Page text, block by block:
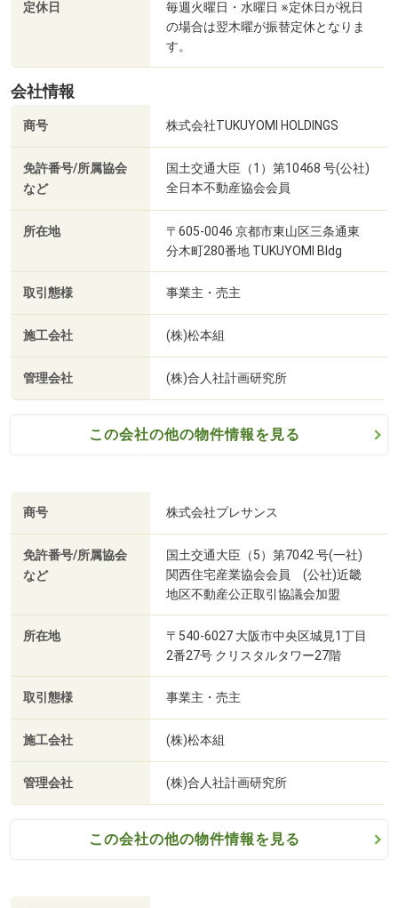
定休日
毎週火曜日・水曜日 ※定休日が祝日
の場合は翌木曜が振替定休となりま
す。
会社情報
商号 株式会社TUKUYOMI HOLDINGS
免許番号/所属協会
など
国土交通大臣（1）第10468 号(公社)
全日本不動産協会会員
所在地
〒605-0046 京都市東山区三条通東
分木町280番地 TUKUYOMI Bldg
取引態様 事業主・売主
施工会社 (株)松本組
管理会社 (株)合人社計画研究所
この会社の他の物件情報を見る
商号 株式会社プレサンス
免許番号/所属協会
など
国土交通大臣（5）第7042 号(一社)
関西住宅産業協会会員 (公社)近畿
地区不動産公正取引協議会加盟
所在地
〒540-6027 大阪市中央区城見1丁目
2番27号 クリスタルタワー27階
取引態様 事業主・売主
施工会社 (株)松本組
管理会社 (株)合人社計画研究所
この会社の他の物件情報を見る